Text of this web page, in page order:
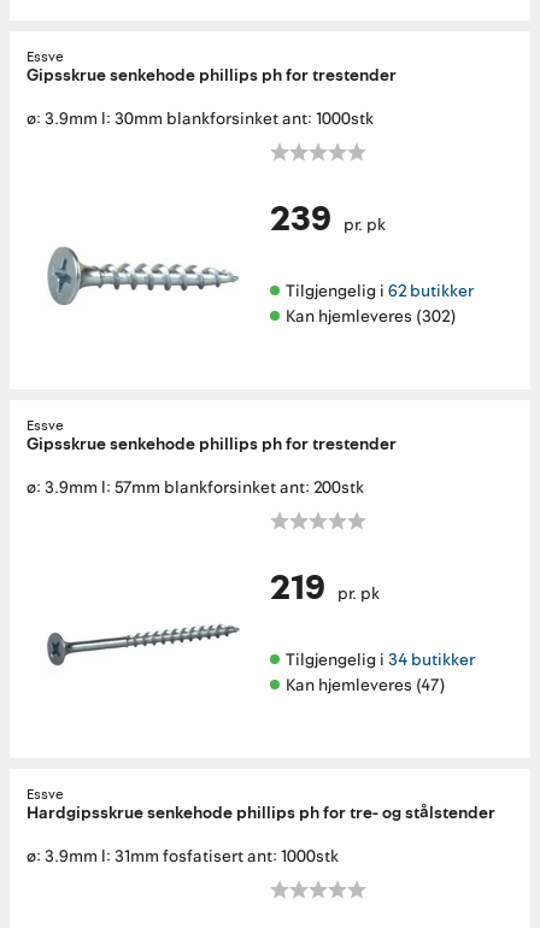
Essve
Gipsskrue senkehode phillips ph for trestender
ø: 3.9mm l: 30mm blankforsinket ant: 1000stk
239 pr. pk
Tilgjengelig i 62 butikker
Kan hjemleveres (302)
Essve
Gipsskrue senkehode phillips ph for trestender
ø: 3.9mm l: 57mm blankforsinket ant: 200stk
219 pr. pk
Tilgjengelig i 34 butikker
Kan hjemleveres (47)
Essve
Hardgipsskrue senkehode phillips ph for tre- og stålstender
ø: 3.9mm l: 31mm fosfatisert ant: 1000stk